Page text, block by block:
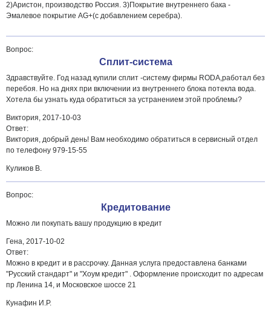
2)Аристон, производство Россия. 3)Покрытие внутреннего бака -
Эмалевое покрытие AG+(с добавлением серебра).
Вопрос:
Сплит-система
Здравствуйте. Год назад купили сплит -систему фирмы RODA,работал без
перебоя. Но на днях при включении из внутреннего блока потекла вода.
Хотела бы узнать куда обратиться за устранением этой проблемы?
Виктория, 2017-10-03
Ответ:
Виктория, добрый день! Вам необходимо обратиться в сервисный отдел
по телефону 979-15-55
Куликов В.
Вопрос:
Кредитование
Можно ли покупать вашу продукцию в кредит
Гена, 2017-10-02
Ответ:
Можно в кредит и в рассрочку. Данная услуга предоставлена банками
"Русский стандарт" и "Хоум кредит" . Оформление происходит по адресам
пр Ленина 14, и Московское шоссе 21
Кунафин И.Р.